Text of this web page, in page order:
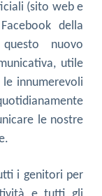
(sito web e
della
nuovo
utile
innumerevoli
le nostre
i genitori per